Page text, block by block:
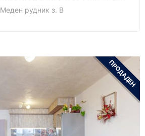
Меден рудник з. В
ПРОДАДЕН